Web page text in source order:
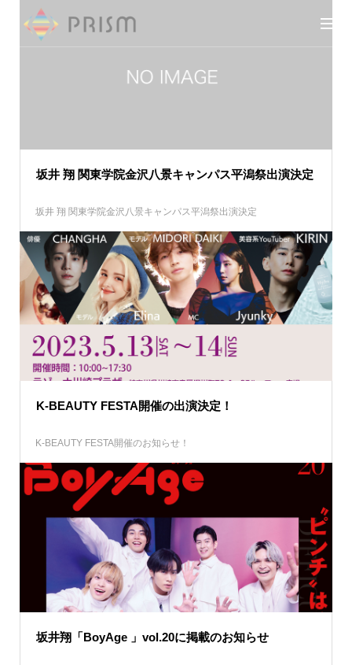
坂井 翔 関東学院金沢八景キャンパス平潟祭出演決定
坂井 翔 関東学院金沢八景キャンパス平潟祭出演決定
K-BEAUTY FESTA開催の出演決定！
K-BEAUTY FESTA開催のお知らせ！
坂井翔「BoyAge 」vol.20に掲載のお知らせ